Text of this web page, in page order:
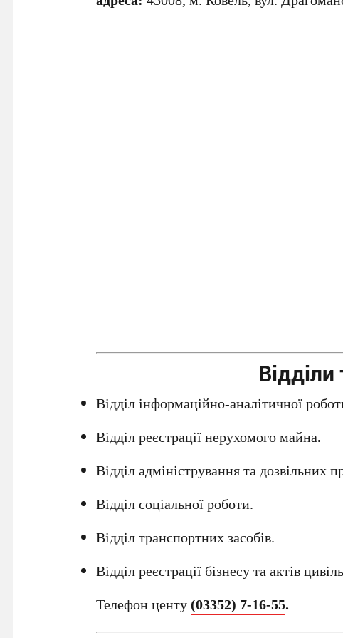
Відділ інформаційно-аналітичної
Відділ реєстрації нерухомого майна.
Відділ адміністрування та дозвільних
Відділ соціальної роботи.
Відділ транспортних засобів.
Відділ реєстрації бізнесу та актів
Телефон центу (03352) 7-16-55.